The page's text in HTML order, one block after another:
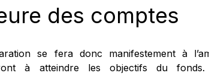
des comptes
se fera donc manifestement à
à atteindre les objectifs du fonds.